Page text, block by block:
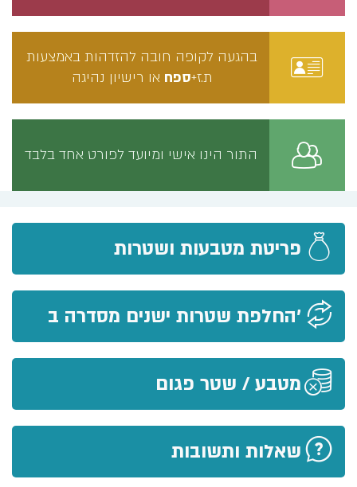
בהגעה לקופה חובה להזדהות באמצעות
ת.ז+ספח או רישיון נהיגה
התור הינו אישי ומיועד לפורט אחד בלבד
פריטת מטבעות ושטרות
'החלפת שטרות ישנים מסדרה ב
מטבע / שטר פגום
שאלות ותשובות